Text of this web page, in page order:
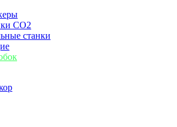
CO2
станки